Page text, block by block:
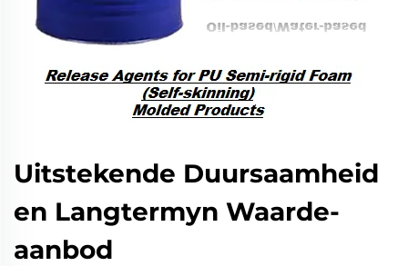
Uitstekende Duursaamheid
en Langtermyn Waarde-
aanbod